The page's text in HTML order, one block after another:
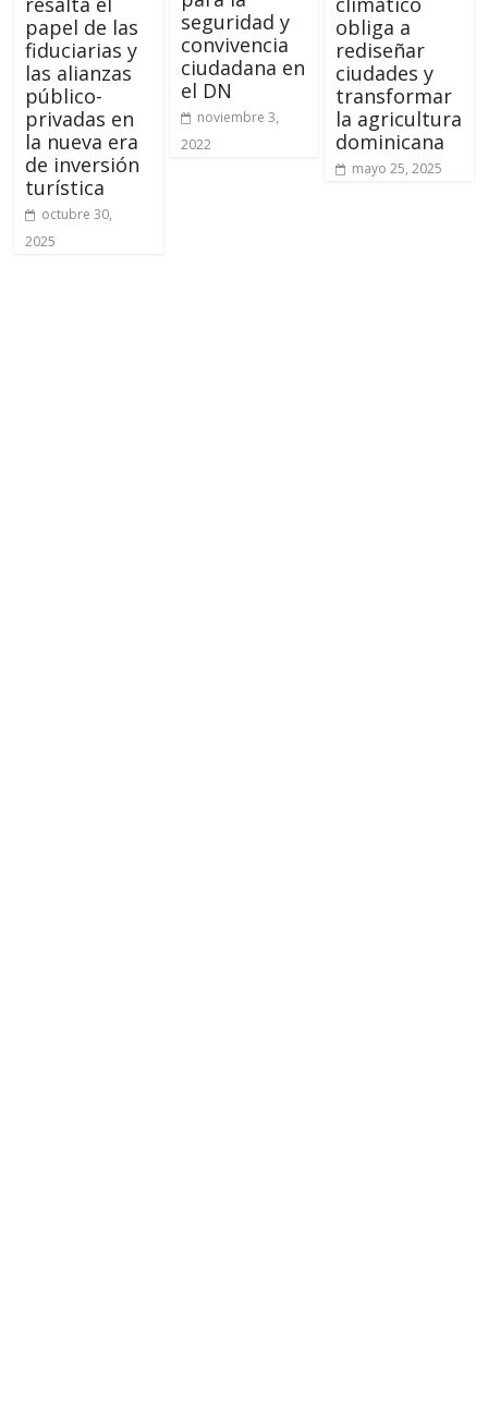
papel de las
fiduciarias y
las alianzas
público-
privadas en
la nueva era
de inversión
turística
octubre 30,
2025
seguridad y
convivencia
ciudadana en
el DN
noviembre 3,
2022
obliga a
rediseñar
ciudades y
transformar
la agricultura
dominicana
mayo 25, 2025